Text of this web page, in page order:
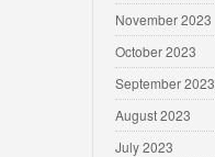
November 2023
October 2023
September 2023
August 2023
July 2023